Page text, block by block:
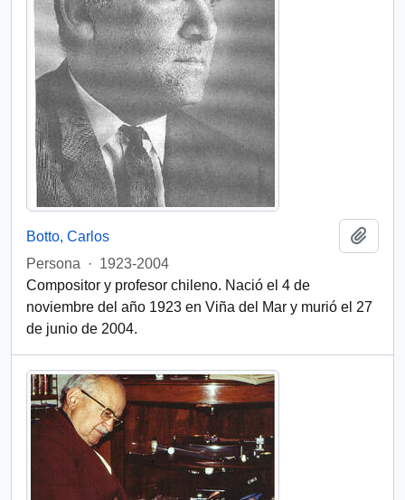
Botto, Carlos
Persona
· 1923-2004
Compositor y profesor chileno. Nació el 4 de
noviembre del año 1923 en Viña del Mar y murió el 27
de junio de 2004.